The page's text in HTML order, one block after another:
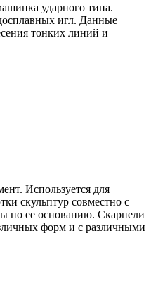
ударного типа.
игл. Данные
тонких линий и
Используется для
скульптур совместно с
по ее основанию. Скарпели
форм и с различными